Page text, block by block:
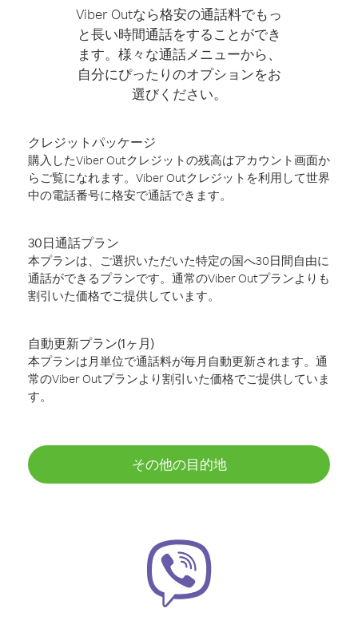
Viber Outなら格安の通話料でもっ
と長い時間通話をすることができ
ます。様々な通話メニューから、
自分にぴったりのオプションをお
選びください。
クレジットパッケージ
購入したViber Outクレジットの残高はアカウント画面か
らご覧になれます。Viber Outクレジットを利用して世界
中の電話番号に格安で通話できます。
30日通話プラン
本プランは、ご選択いただいた特定の国へ30日間自由に
通話ができるプランです。通常のViber Outプランよりも
割引いた価格でご提供しています。
自動更新プラン(1ヶ月)
本プランは月単位で通話料が毎月自動更新されます。通
常のViber Outプランより割引いた価格でご提供していま
す。
その他の目的地